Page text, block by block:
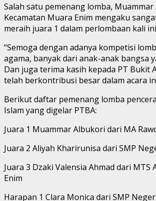
Salah satu pemenang lomba,
Kecamatan Muara Enim mengaku
meraih juara 1 dalam perlombaan kali
“Semoga dengan adanya kompetisi
agama, banyak dari anak-anak bangsa
Dan juga terima kasih kepada PT Bukit
telah berkontribusi besar dalam acara
Berikut daftar pemenang lomba
Islam yang digelar PTBA:
Juara 1 Muammar Albukori dari MA
Juara 2 Aliyah Kharirunisa dari SMP
Juara 3 Dzaki Valensia Ahmad dari MTS
Enim
Harapan 1 Clara Monica dari SMP